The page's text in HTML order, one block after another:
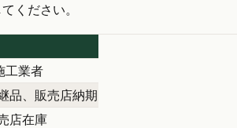
ください。
工業者
品、販売店納期
店在庫